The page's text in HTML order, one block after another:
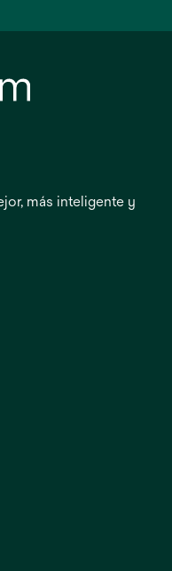
más inteligente y